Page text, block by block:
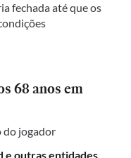
fechada até que os
68 anos em
do jogador
e outras entidades